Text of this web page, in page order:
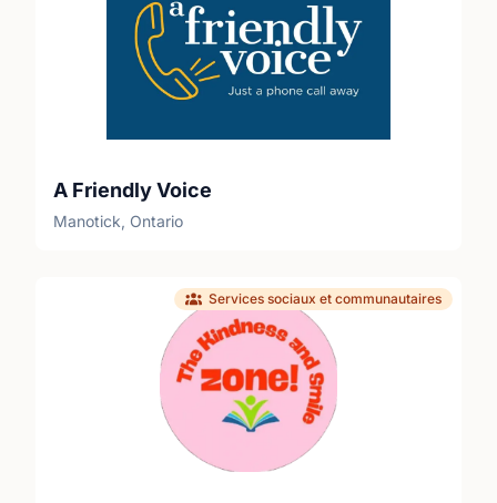
A Friendly Voice
Manotick, Ontario
Services sociaux et communautaires